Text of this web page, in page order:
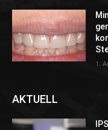
1.
AKTUELL